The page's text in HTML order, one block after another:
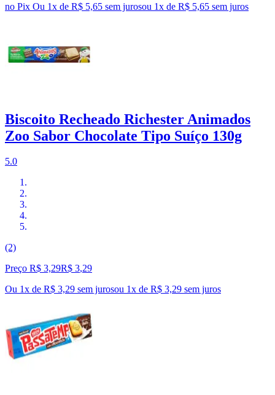
no Pix Ou 1x de R$ 5,65 sem jurosou 1x de R$ 5,65 sem juros
Biscoito Recheado Richester Animados
Zoo Sabor Chocolate Tipo Suíço 130g
5.0
(2)
Preço R$ 3,29R$ 3,29
Ou 1x de R$ 3,29 sem jurosou 1x de R$ 3,29 sem juros